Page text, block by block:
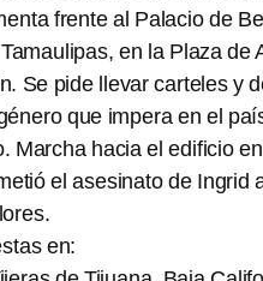
frente al Palacio de
en la Plaza
Se pide llevar carteles y
que impera en el
Marcha hacia el edificio
el asesinato de Ingrid
en: